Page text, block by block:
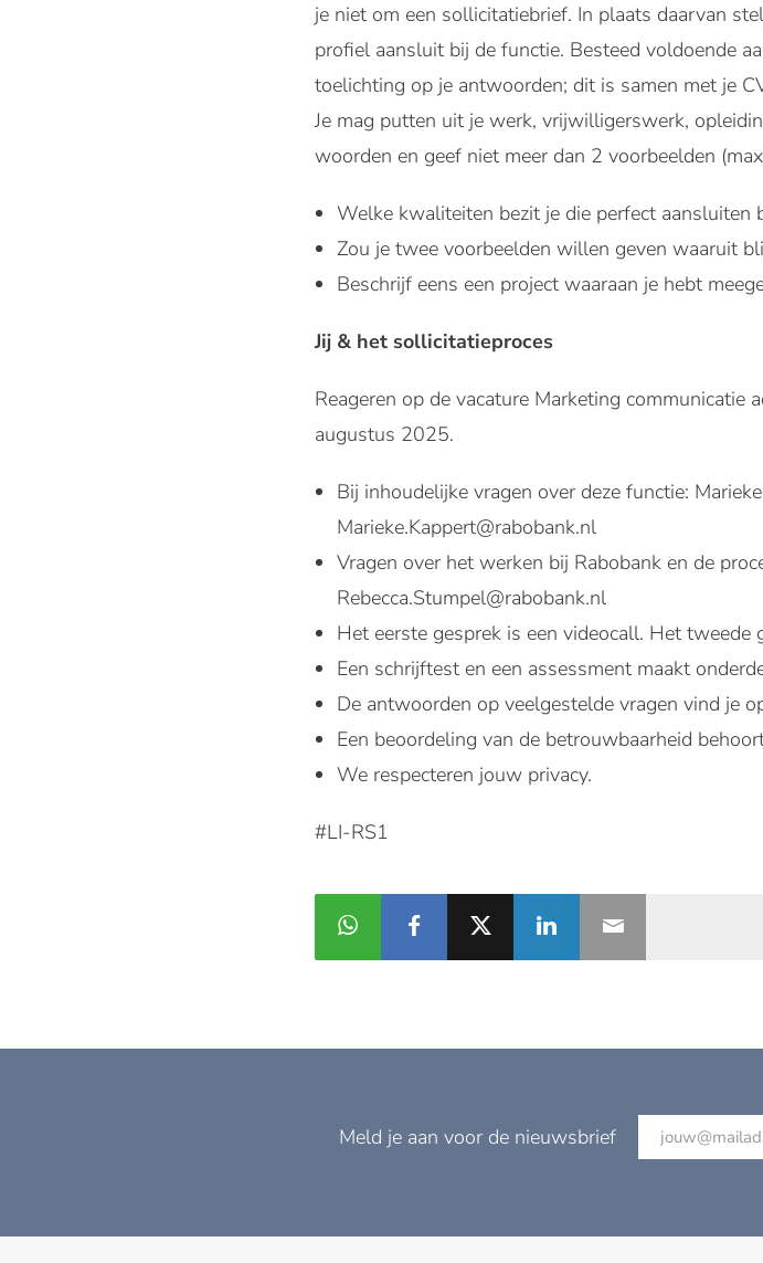
je niet om een sollicitatiebrief. In plaats daarvan
profiel aansluit bij de functie. Besteed voldoende
toelichting op je antwoorden; dit is samen met je
Je mag putten uit je werk, vrijwilligerswerk,
woorden en geef niet meer dan 2 voorbeelden
Welke kwaliteiten bezit je die perfect aansluiten
Zou je twee voorbeelden willen geven waaruit
Beschrijf eens een project waaraan je hebt
Jij & het sollicitatieproces
Reageren op de vacature Marketing
augustus 2025.
Bij inhoudelijke vragen over deze functie:
Marieke.Kappert@rabobank.nl
Vragen over het werken bij Rabobank en de
Rebecca.Stumpel@rabobank.nl
Het eerste gesprek is een videocall. Het
Een schrijftest en een assessment maakt
De antwoorden op veelgestelde vragen vind je
Een beoordeling van de betrouwbaarheid
We respecteren jouw privacy.
#LI-RS1
Meld je aan voor de nieuwsbrief